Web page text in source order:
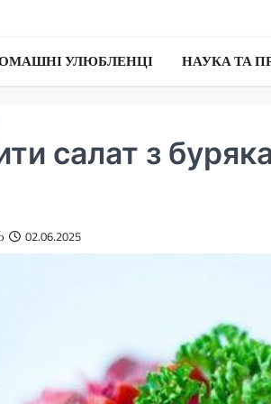
УЛЮБЛЕНЦІ НАУКА ТА
салат з
02.06.2025